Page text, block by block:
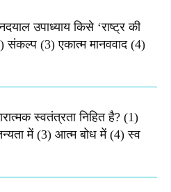
उपाध्याय किसे ‘राष्ट्र की
संकल्प (3) एकात्म मानववाद (4)
स्वतंत्रता निहित है? (1)
में (3) आत्म बोध में (4) स्व